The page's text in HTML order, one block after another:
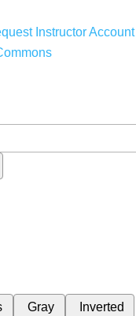
Instructor Account
Gray Inverted